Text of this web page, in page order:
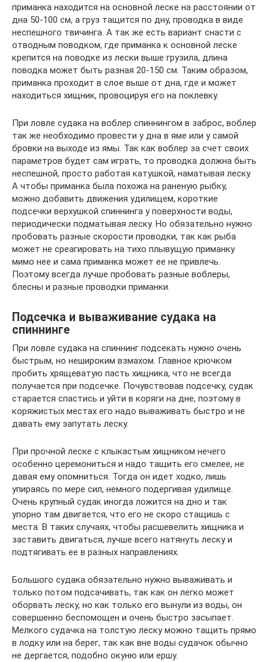
приманка находится на основной леске на расстоянии от
дна 50-100 см, а груз тащится по дну, проводка в виде
неспешного твичинга. А так же есть вариант снасти с
отводным поводком, где приманка к основной леске
крепится на поводке из лески выше грузила, длина
поводка может быть разная 20-150 см. Таким образом,
приманка проходит в слое выше от дна, где и может
находиться хищник, провоцируя его на поклевку.
При ловле судака на воблер спиннингом в заброс, воблер
так же необходимо провести у дна в яме или у самой
бровки на выходе из ямы. Так как воблер за счет своих
параметров будет сам играть, то проводка должна быть
неспешной, просто работая катушкой, наматывая леску.
А чтобы приманка была похожа на раненую рыбку,
можно добавить движения удилищем, короткие
подсечки верхушкой спиннинга у поверхности воды,
периодически подматывая леску. Но обязательно нужно
пробовать разные скорости проводки, так как рыба
может не среагировать на тихо плывущую приманку
мимо нее и сама приманка может ее не привлечь.
Поэтому всегда лучше пробовать разные воблеры,
блесны и разные проводки приманки.
Подсечка и вываживание судака на
спиннинге
При ловле судака на спиннинг подсекать нужно очень
быстрым, но нешироким взмахом. Главное крючком
пробить хрящеватую пасть хищника, что не всегда
получается при подсечке. Почувствовав подсечку, судак
старается спастись и уйти в коряги на дне, поэтому в
коряжистых местах его надо вываживать быстро и не
давать ему запутать леску.
При прочной леске с клыкастым хищником нечего
особенно церемониться и надо тащить его смелее, не
давая ему опомниться. Тогда он идет ходко, лишь
упираясь по мере сил, немного подергивая удилище.
Очень крупный судак иногда ложится на дно и так
упорно там двигается, что его не скоро стащишь с
места. В таких случаях, чтобы расшевелить хищника и
заставить двигаться, лучше всего натянуть леску и
подтягивать ее в разных направлениях.
Большого судака обязательно нужно вываживать и
только потом подсачивать, так как он легко может
оборвать леску, но как только его вынули из воды, он
совершенно беспомощен и очень быстро засыпает.
Мелкого судачка на толстую леску можно тащить прямо
в лодку или на берег, так как вне воды судачок обычно
не дергается, подобно окуню или ершу.